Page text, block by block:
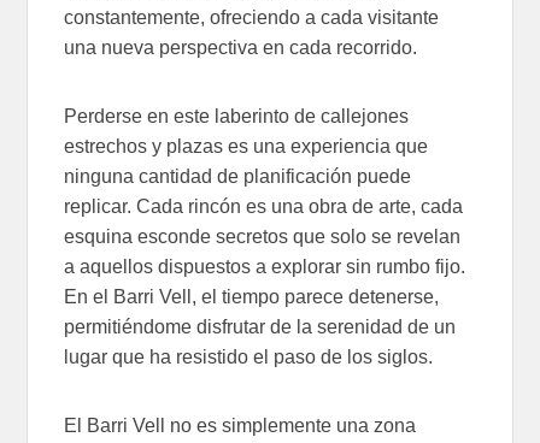
constantemente, ofreciendo a cada visitante
una nueva perspectiva en cada recorrido.
Perderse en este laberinto de callejones
estrechos y plazas es una experiencia que
ninguna cantidad de planificación puede
replicar. Cada rincón es una obra de arte, cada
esquina esconde secretos que solo se revelan
a aquellos dispuestos a explorar sin rumbo fijo.
En el Barri Vell, el tiempo parece detenerse,
permitiéndome disfrutar de la serenidad de un
lugar que ha resistido el paso de los siglos.
El Barri Vell no es simplemente una zona